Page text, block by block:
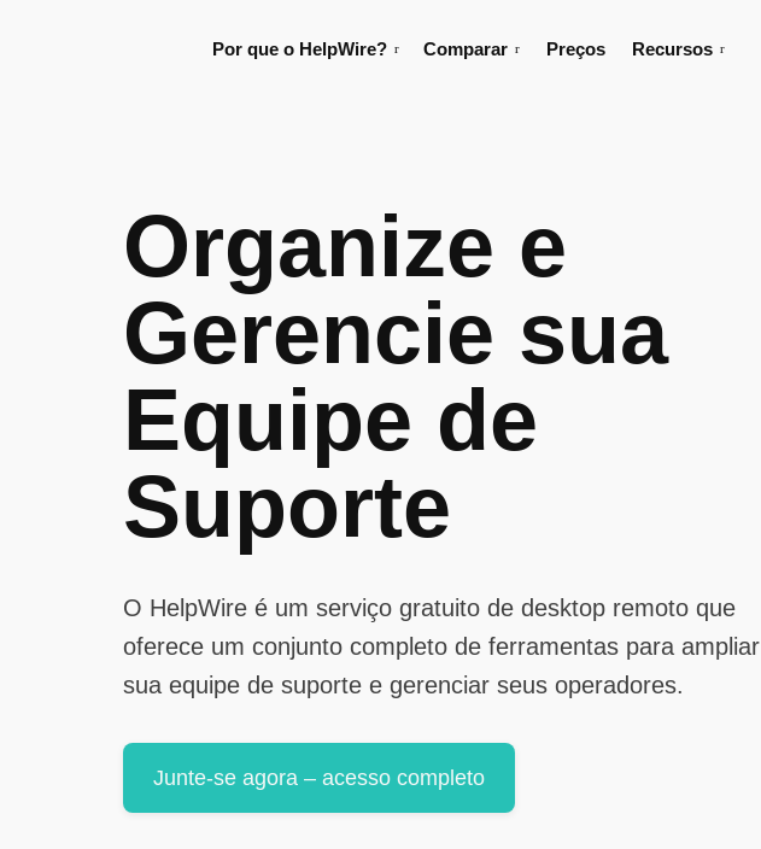
Por que o HelpWire? Comparar Preços Recursos
Organize e
Gerencie sua
Equipe de
Suporte
O HelpWire é um serviço gratuito de desktop remoto que
oferece um conjunto completo de ferramentas para ampliar
sua equipe de suporte e gerenciar seus operadores.
Junte-se agora – acesso completo